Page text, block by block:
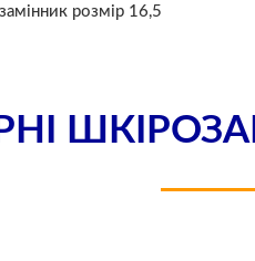
розмір 16,5